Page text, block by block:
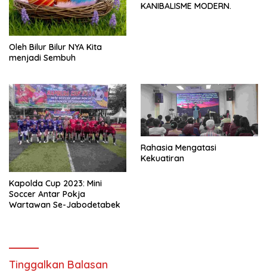
Oleh Bilur Bilur NYA Kita
menjadi Sembuh
KANIBALISME MODERN.
Kapolda Cup 2023: Mini
Soccer Antar Pokja
Wartawan Se-Jabodetabek
Rahasia Mengatasi
Kekuatiran
Tinggalkan Balasan